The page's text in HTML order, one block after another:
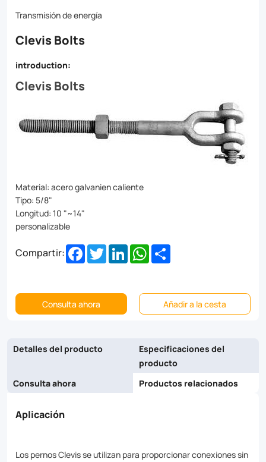
for
fast
shipping
and
customer
Transmisión de energía
Clevis Bolts
introduction:
Clevis Bolts
Material: acero galvanien caliente
Tipo: 5/8"
Longitud: 10 "~14"
personalizable
Compartir: Facebook
TwitterLinkedInWhatsApp
Consulta ahora Añadir a la cesta
Detalles del producto
Especificaciones del
producto
Consulta ahora
Productos relacionados
Aplicación
Los pernos Clevis se utilizan para proporcionar conexiones sin